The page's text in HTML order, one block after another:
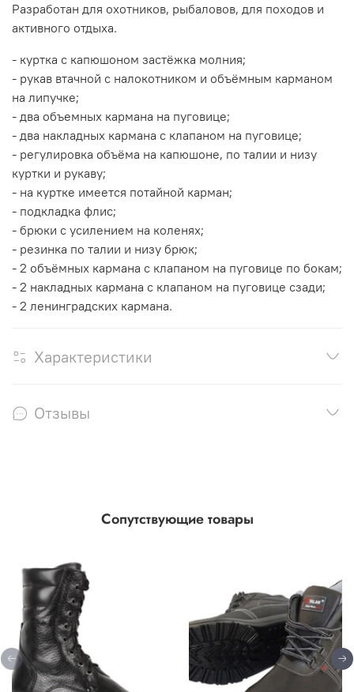
Разработан для охотников, рыбаловов, для походов и
активного отдыха.
- куртка с капюшоном застёжка молния;
- рукав втачной с налокотником и объёмным карманом
на липучке;
- два объемных кармана на пуговице;
- два накладных кармана с клапаном на пуговице;
- регулировка объёма на капюшоне, по талии и низу
куртки и рукаву;
- на куртке имеется потайной карман;
- подкладка флис;
- брюки с усилением на коленях;
- резинка по талии и низу брюк;
- 2 объёмных кармана с клапаном на пуговице по бокам;
- 2 накладных кармана с клапаном на пуговице сзади;
- 2 ленинградских кармана.
Характеристики
Отзывы
Сопутствующие товары